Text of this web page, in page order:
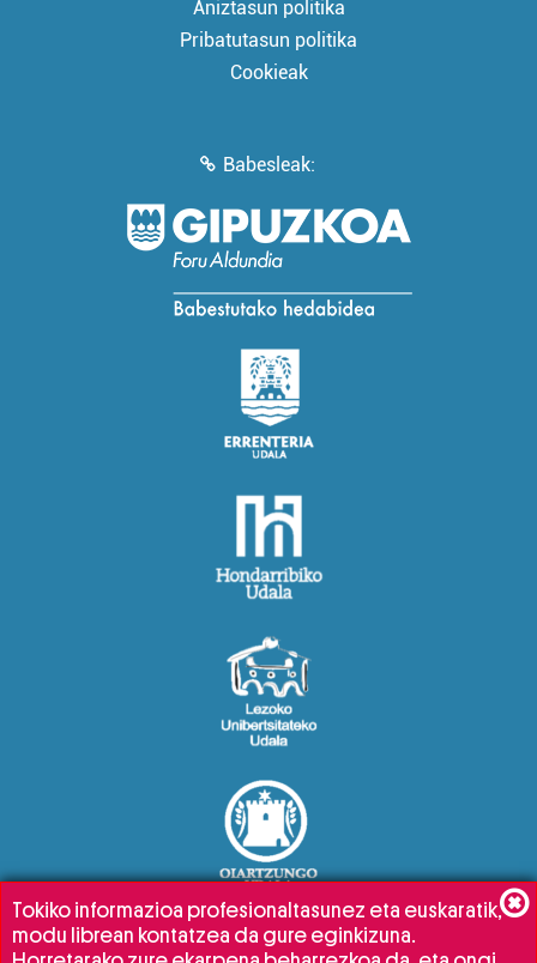
Aniztasun politika
Pribatutasun politika
Cookieak
Babesleak:
Tokiko informazioa profesionaltasunez eta euskaratik,
modu librean kontatzea da gure eginkizuna.